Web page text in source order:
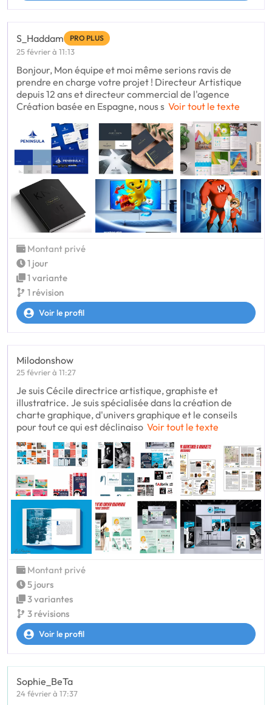
S_Haddam PRO PLUS
25 février à 11:13
Bonjour, Mon équipe et moi même serions ravis de
prendre en charge votre projet ! Directeur Artistique
depuis 12 ans et directeur commercial de l'agence
Création basée en Espagne, nous s Voir tout le texte
Montant privé
1 jour
1 variante
1 révision
Voir le profil
Milodonshow
25 février à 11:27
Je suis Cécile directrice artistique, graphiste et
illustratrice. Je suis spécialisée dans la création de
charte graphique, d'univers graphique et le conseils
pour tout ce qui est déclinaiso Voir tout le texte
Montant privé
5 jours
3 variantes
3 révisions
Voir le profil
Sophie_BeTa
24 février à 17:37